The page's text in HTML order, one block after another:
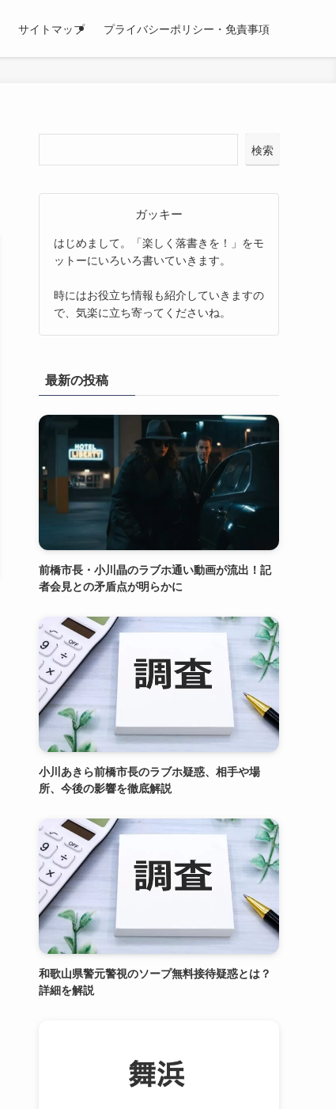
サイトマップ プライバシーポリシー・免責事項
検索
ガッキー
はじめまして。「楽しく落書きを！」をモ
ットーにいろいろ書いていきます。
時にはお役立ち情報も紹介していきますの
で、気楽に立ち寄ってくださいね。
最新の投稿
前橋市長・小川晶のラブホ通い動画が流出！記
者会見との矛盾点が明らかに
小川あきら前橋市長のラブホ疑惑、相手や場
所、今後の影響を徹底解説
和歌山県警元警視のソープ無料接待疑惑とは？
詳細を解説